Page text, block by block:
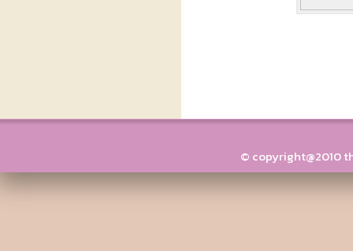
© copyright@2010